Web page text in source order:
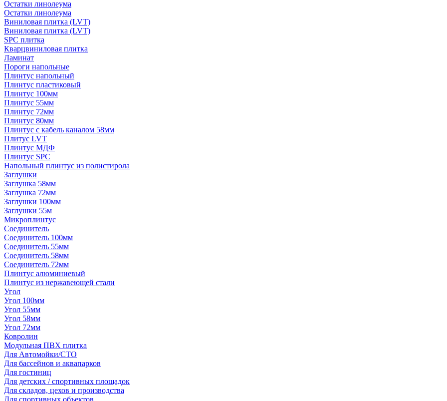
Остатки линолеума
Остатки линолеума
Виниловая плитка (LVT)
Виниловая плитка (LVT)
SPC плитка
Кварцвиниловая плитка
Ламинат
Пороги напольные
Плинтус напольный
Плинтус пластиковый
Плинтус 100мм
Плинтус 55мм
Плинтус 72мм
Плинтус 80мм
Плинтус с кабель каналом 58мм
Плитус LVT
Плинтус МДФ
Плинтус SPC
Напольный плинтус из полистирола
Заглушки
Заглушка 58мм
Заглушка 72мм
Заглушки 100мм
Заглушки 55м
Микроплинтус
Соединитель
Соединитель 100мм
Соединитель 55мм
Соединитель 58мм
Соединитель 72мм
Плинтус алюминиевый
Плинтус из нержавеющей стали
Угол
Угол 100мм
Угол 55мм
Угол 58мм
Угол 72мм
Ковролин
Модульная ПВХ плитка
Для Автомойки/СТО
Для бассейнов и аквапарков
Для гостиниц
Для детских / спортивных площадок
Для складов, цехов и производства
Для спортивных объектов